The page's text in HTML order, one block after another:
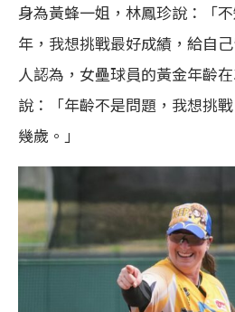
身為黃蜂一姐，林鳳珍說：「
年，我想挑戰最好成績，給自
人認為，女壘球員的黃金年齡
說：「年齡不是問題，我想挑
幾歲。」